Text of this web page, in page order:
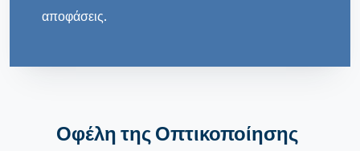
αποφάσεις.
Οφέλη της Οπτικοποίησης